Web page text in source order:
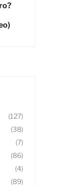
(127)
(38)
(7)
(86)
(4)
(89)